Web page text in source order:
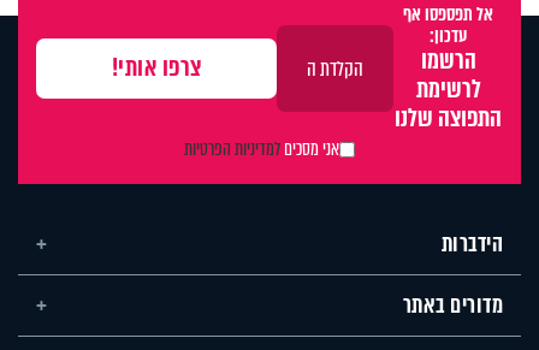
אל תפספסו אף
עדכון:
הרשמו
לרשימת
התפוצה שלנו
אני מסכיםלמדיניות הפרטיות
הידברות
מדורים באתר